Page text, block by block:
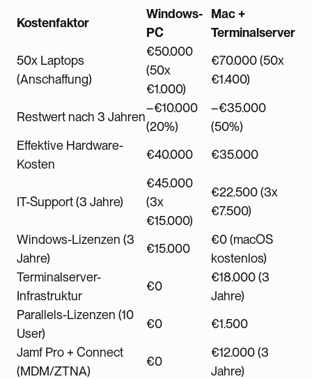
Kostenfaktor
Windows-
PC
Mac +
Terminalserver
50x Laptops
(Anschaffung)
€50.000
(50x
€1.000)
€70.000 (50x
€1.400)
Restwert nach 3 Jahren
–€10.000
(20%)
–€35.000
(50%)
Effektive Hardware-
Kosten
€40.000 €35.000
IT-Support (3 Jahre)
€45.000
(3x
€15.000)
€22.500 (3x
€7.500)
Windows-Lizenzen (3
Jahre)
€15.000
€0 (macOS
kostenlos)
Terminalserver-
Infrastruktur
€0
€18.000 (3
Jahre)
Parallels-Lizenzen (10
User)
€0
€1.500
Jamf Pro + Connect
(MDM/ZTNA)
€0
€12.000 (3
Jahre)